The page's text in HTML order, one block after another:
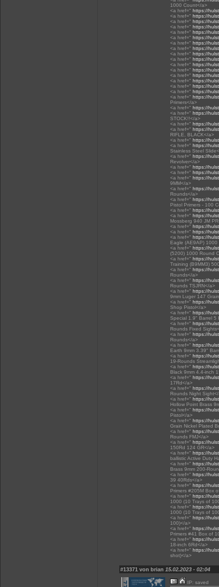
1000 Count</a>
<a href=" https://
<a href=" https://
<a href=" https://
<a href=" https://
<a href=" https://
<a href=" https://
<a href=" https://
<a href=" https://
<a href=" https://
<a href=" https://
<a href=" https://
<a href=" https://
<a href=" https://
<a href=" https://
<a href=" https://
<a href=" https://
<a href=" https://
Primers</a>
<a href=" https://
<a href=" https://
STOCK!!</a>
<a href=" https://
<a href=" https://
RIFLE, BLACK</a>
<a href=" https://
<a href=" https://
Stainless Steel
<a href=" https://
Revolver</a>
<a href=" https://
<a href=" https://
<a href=" https://
9MM</a>
<a href=" https://
Rounds</a>
<a href=" https://
Pistol Primers - 100
<a href=" https://
<a href=" https://
Mossberg 940 JM
<a href=" https://
<a href=" https://
<a href=" https://
Eagle (AE9AP)
<a href=" https://
(5200) 1000 Round
<a href=" https://
Training (B9MM3)
<a href=" https://
Rounds</a>
<a href=" https://
Rounds TSJRN</a>
<a href=" https://
9mm Luger 147
<a href=" https://
Shop Pistol</a>
<a href=" https://
Special 1.9" Barrel 5
<a href=" https://
Rounds Fixed
<a href=" https://
Rounds</a>
<a href=" https://
Earth 9mm 3.39"
<a href=" https://
19-Rounds
<a href=" https://
Black 9mm 4.4-inch
<a href=" https://
17Rd</a>
<a href=" https://
Rounds Night
<a href=" https://
Hollow Point Brass
<a href=" https://
Pistol</a>
<a href=" https://
Grain Nickel Plated
<a href=" https://
Rounds FMJ</a>
<a href=" https://
150Rd 124 GR</a>
<a href=" https://
ballistic Active Duty
<a href=" https://
Brass 9mm 200-
<a href=" https://
39 40Rds</a>
<a href=" https://
Primers #205M Box
<a href=" https://
1000 (10 Trays of
<a href=" https://
1000 (10 Trays of
<a href=" https://
100)</a>
<a href=" https://
Primers #41 Box of
<a href=" https://
18-inch 6Rd</a>
<a href=" https://
shot)</a>
#13371 von brian 15.02.2023 - 02:04
IP: saved